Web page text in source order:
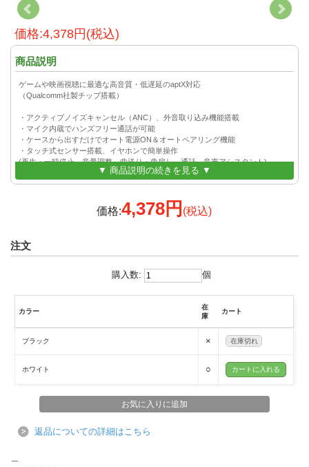
価格:4,378円(税込)
商品説明
ゲームや映画視聴に最適な高音質・低遅延のaptX対応
（Qualcomm社製チップ搭載）
・アクティブノイズキャンセル（ANC）、外音取り込み機能搭載
・マイク内蔵でハンズフリー通話が可能
・ケースから出すだけでオート電源ON＆オートペアリング機能
・タッチ式センサー搭載、イヤホンで簡単操作
(再生・一時停止、音量調整、曲送り・曲戻し、通話、音声アシスタント)
・音声アシスタント呼出し対応
・マルチペアリング対応
・3サイズのイヤーピース付属
▼ 商品説明の続きを見る ▼
価格:4,378円 (税込)
注文
購入数: 個
カラー
在
庫
カート
ブラック × 在庫切れ
ホワイト ○
返品についての詳細はこちら